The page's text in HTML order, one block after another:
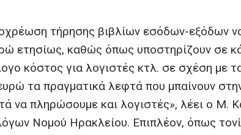
τήρησης βιβλίων εσόδων-εξόδων
ετησίως, καθώς όπως υποστηρίζουν σε
κόστος για λογιστές κτλ. σε σχέση με
τα πραγματικά λεφτά που μπαίνουν
να πληρώσουμε και λογιστές», λέει ο Μ.
Νομού Ηρακλείου. Επιπλέον, όπως